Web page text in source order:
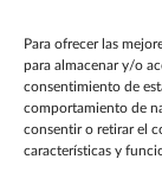
Para ofrecer las
para almacenar y/o
consentimiento de
comportamiento de
consentir o retirar el
características y
Nóminas
Contabilidad y
CRM
RECURSOS